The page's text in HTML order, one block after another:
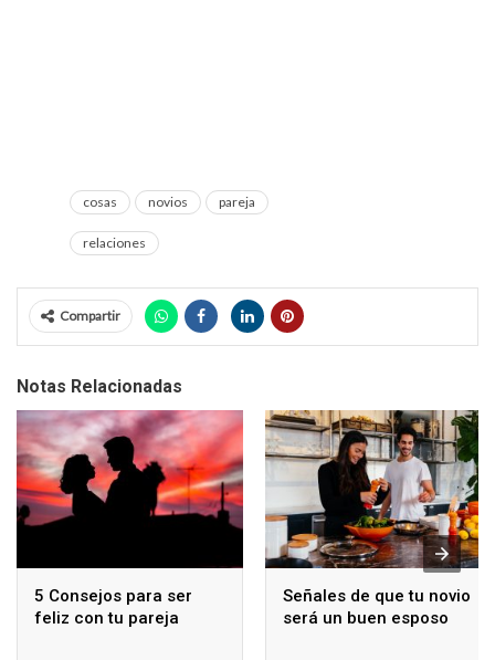
cosas novios pareja
relaciones
Compartir
Notas Relacionadas
5 Consejos para ser
feliz con tu pareja
Señales de que tu novio
será un buen esposo